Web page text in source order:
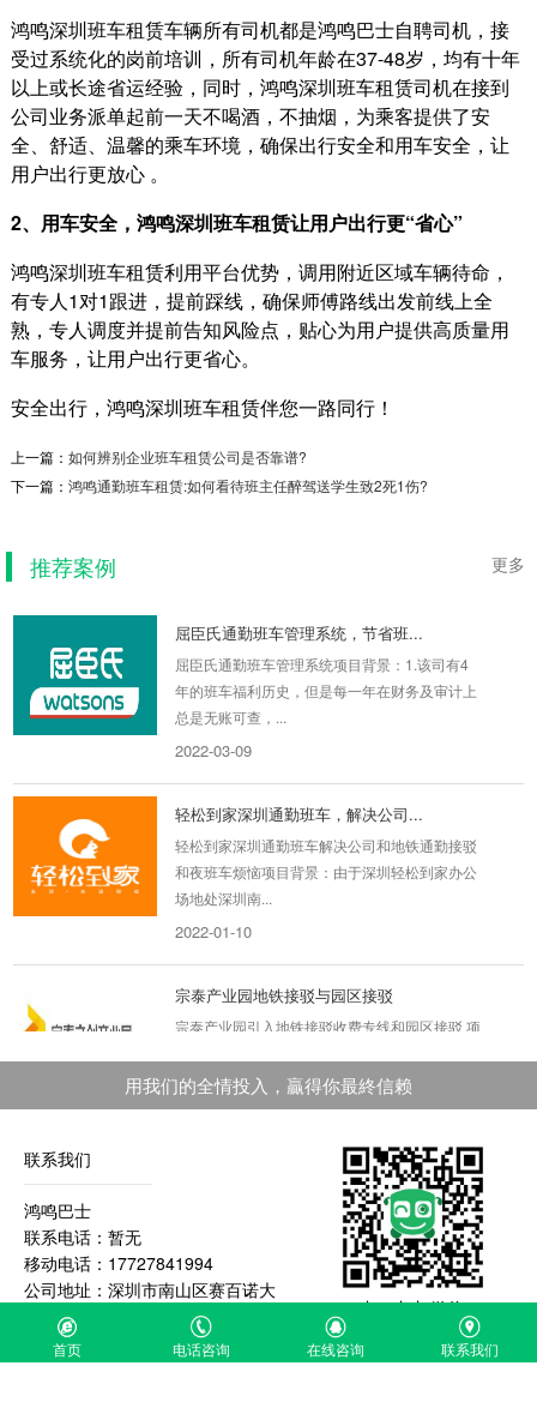
鸿鸣深圳班车租赁车辆所有司机都是鸿鸣巴士自聘司机，接
受过系统化的岗前培训，所有司机年龄在37-48岁，均有十年
以上或长途省运经验，同时，鸿鸣深圳班车租赁司机在接到
公司业务派单起前一天不喝酒，不抽烟，为乘客提供了安
全、舒适、温馨的乘车环境，确保出行安全和用车安全，让
用户出行更放心 。
2、用车安全，鸿鸣深圳班车租赁让用户出行更“省心”
鸿鸣深圳班车租赁利用平台优势，调用附近区域车辆待命，
有专人1对1跟进，提前踩线，确保师傅路线出发前线上全
熟，专人调度并提前告知风险点，贴心为用户提供高质量用
车服务，让用户出行更省心。
安全出行，鸿鸣深圳班车租赁伴您一路同行！
上一篇： 如何辨别企业班车租赁公司是否靠谱?
下一篇： 鸿鸣通勤班车租赁:如何看待班主任醉驾送学生致2死1伤?
更多
推荐案例
上横盯员工接送班车
上横盯员工接送班车项目背景出于商业发展，员
屈臣氏通勤班车管理系统，节省班...
屈臣氏通勤班车管理系统项目背景：1.该司有4
年的班车福利历史，但是每一年在财务及审计上
总是无账可查，...
2022-03-09
轻松到家深圳通勤班车，解决公司...
轻松到家深圳通勤班车解决公司和地铁通勤接驳
和夜班车烦恼项目背景：由于深圳轻松到家办公
场地处深圳南...
2022-01-10
宗泰产业园地铁接驳与园区接驳
宗泰产业园引入地铁接驳收费专线和园区接驳 项
1号线和7号线...
2019-09-08
随手记集团公司接待用车
随手记集团公司接待用车租车背景：为了进一步
降低企业的运营成本，所以将公司接待用车这块
从自营改为租...
2020-04-20
上海中国电子系统工程第二建设有...
用我们的全情投入，贏得你最終信赖
联系我们
鸿鸣巴士
联系电话：暂无
移动电话：17727841994
公司地址：深圳市南山区赛百诺大
厦A426
扫一扫加微信
首页 电话咨询 在线咨询 联系我们